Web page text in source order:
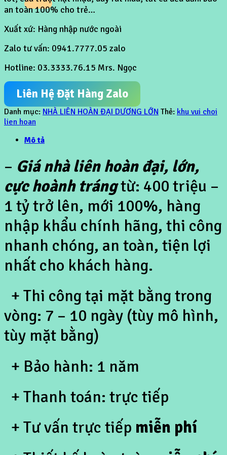
an toàn 100% cho trẻ…
Xuất xứ: Hàng nhập nước ngoài
Zalo tư vấn: 0941.7777.05 zalo
Hotline: 03.3333.76.15 Mrs. Ngọc
Liên Hệ Đặt Hàng Zalo
Danh mục: NHÀ LIÊN HOÀN ĐẠI DƯƠNG LỚN Thẻ: khu vui choi
lien hoan
Mô tả
– Giá nhà liên hoàn đại, lớn,
cực hoành trángtừ: 400 triệu –
1 tỷ trở lên, mới 100%, hàng
nhập khẩu chính hãng, thi công
nhanh chóng, an toàn, tiện lợi
nhất cho khách hàng.
+ Thi công tại mặt bằng trong
vòng: 7 – 10 ngày (tùy mô hình,
tùy mặt bằng)
+ Bảo hành: 1 năm
+ Thanh toán: trực tiếp
+ Tư vấn trực tiếp miễn phí